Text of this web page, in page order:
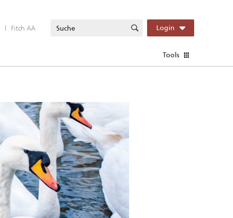
| Fitch AA Login
Tools